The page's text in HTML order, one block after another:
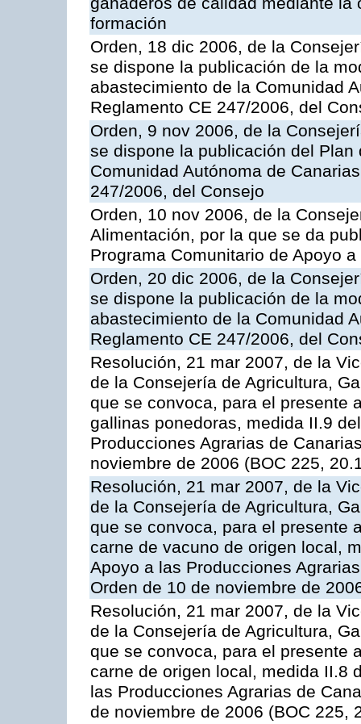
formación
Orden, 18 dic 2006, de la
se dispone la publicación de la
abastecimiento de la Comunidad
Reglamento CE 247/2006, del
Orden, 9 nov 2006, de la
se dispone la publicación del
Comunidad Autónoma de
247/2006, del Consejo
Orden, 10 nov 2006, de la
Alimentación, por la que se da
Programa Comunitario de Apoyo
Orden, 20 dic 2006, de la
se dispone la publicación de la
abastecimiento de la Comunidad
Reglamento CE 247/2006, del
Resolución, 21 mar 2007, de la
de la Consejería de Agricultura,
que se convoca, para el presente
gallinas ponedoras, medida II.9
Producciones Agrarias de
noviembre de 2006 (BOC 225,
Resolución, 21 mar 2007, de la
de la Consejería de Agricultura,
que se convoca, para el presente
carne de vacuno de origen local,
Apoyo a las Producciones
Orden de 10 de noviembre de
Resolución, 21 mar 2007, de la
de la Consejería de Agricultura,
que se convoca, para el presente
carne de origen local, medida II.8
las Producciones Agrarias de
de noviembre de 2006 (BOC 225,